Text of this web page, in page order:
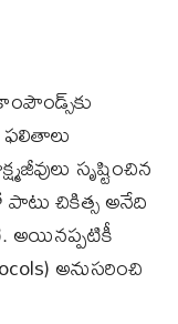
సృష్టించిన
చికిత్స అనేది
అయినప్పటికీ
అనుసరించి